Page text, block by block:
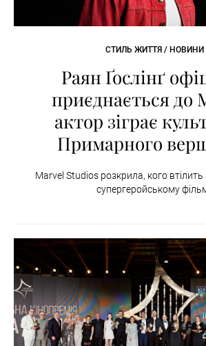
СТИЛЬ ЖИТТЯ / НОВИНИ
Раян Ґослінґ
приєднається до
актор зіграє
Примарного
Marvel Studios розкрила, кого
супергеройському